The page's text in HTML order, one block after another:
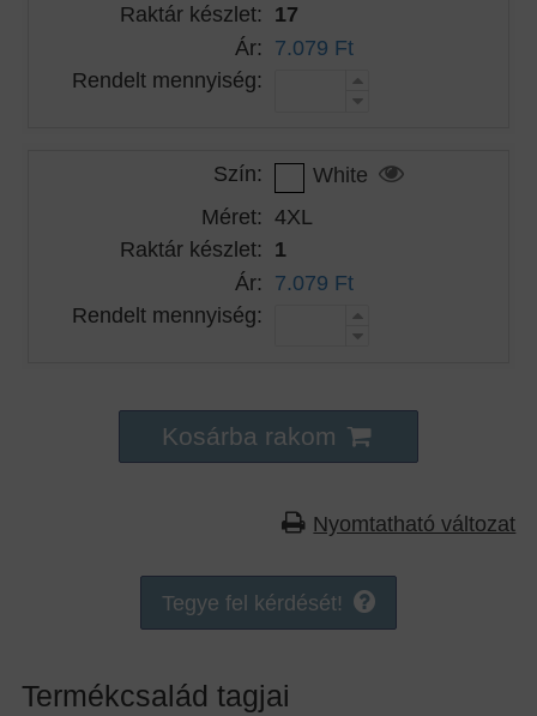
Raktár készlet: 17
Ár: 7.079 Ft
Rendelt mennyiség:
Szín:
White
Méret: 4XL
Raktár készlet: 1
Ár: 7.079 Ft
Rendelt mennyiség:
Kosárba rakom
Nyomtatható változat
Tegye fel kérdését!
Termékcsalád tagjai